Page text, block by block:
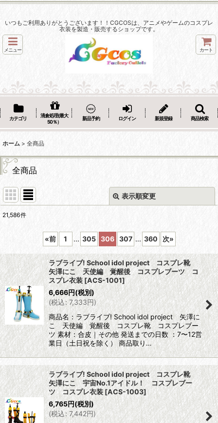
いつもご利用ありがとうございます！！CGCOSは、アニメやゲームのコスプレ
衣装を製造・販売するショップです。
メニュー カート
カテゴリ
清倉処理(最大
50％）
新品予約 ログイン 新規登録 商品検索
ホーム > 全商品
全商品
表示順変更
絞り込む
21,586件
«前 1 ... 305 306 307 ... 360 次»
ラブライブ! School idol project コスプレ靴
矢澤にこ 天使編 覚醒後 コスプレブーツ コ
スプレ衣装[ACS-1001]
6,666円(税別)
(税込: 7,333円)
商品名：ラブライブ! School idol project 矢澤に
こ 天使編 覚醒後 コスプレ靴 コスプレブー
ツ 素材：合皮｜その他 発送までの日数 ：7〜12営
業日（土日祝を除く） 商品取り…
ラブライブ! School idol project コスプレ靴
矢澤にこ 宇宙No.1アイドル！ コスプレブー
ツ コスプレ衣装 [ACS-1003]
6,765円(税別)
(税込: 7,442円)